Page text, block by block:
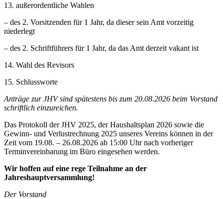
13. außerordentliche Wahlen
– des 2. Vorsitzenden für 1 Jahr, da dieser sein Amt vorzeitig
niederlegt
– des 2. Schriftführers für 1 Jahr, da das Amt derzeit vakant ist
14. Wahl des Revisors
15. Schlussworte
Anträge zur JHV sind spätestens bis zum 20.08.2026 beim Vorstand
schriftlich einzureichen.
Das Protokoll der JHV 2025, der Haushaltsplan 2026 sowie die
Gewinn- und Verlustrechnung 2025 unseres Vereins können in der
Zeit vom 19.08. – 26.08.2026 ab 15:00 Uhr nach vorheriger
Terminvereinbarung im Büro eingesehen werden.
Wir hoffen auf eine rege Teilnahme an der
Jahreshauptversammlung!
Der Vorstand